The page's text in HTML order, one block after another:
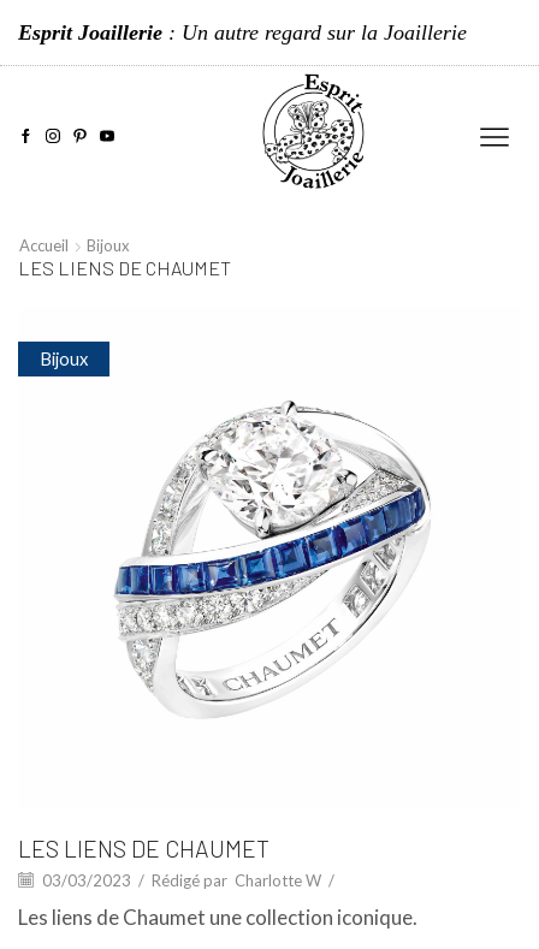
Esprit Joaillerie : Un autre regard sur la Joaillerie
Accueil Bijoux
LES LIENS DE CHAUMET
Bijoux
LES LIENS DE CHAUMET
03/03/2023 / Rédigé par Charlotte W /
Les liens de Chaumet une collection iconique.